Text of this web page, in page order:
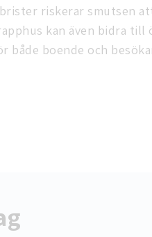
riskerar smutsen
kan även bidra till
boende och